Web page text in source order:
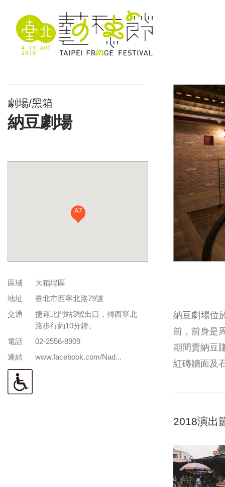
劇場/黑箱
納豆劇場
A7
A7
區域
大稻埕區
地址
臺北市西寧北路79號
交通
捷運北門站3號出口，轉西寧北
路步行約10分鐘。
電話
02-2556-8909
連結
www.facebook.com/Nad...
納豆劇場位
前，前身是
期間賣納豆
紅磚牆面及
2018演出